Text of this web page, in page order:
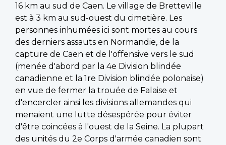
16 km au sud de Caen. Le village de Bretteville
est à 3 km au sud-ouest du cimetière. Les
personnes inhumées ici sont mortes au cours
des derniers assauts en Normandie, de la
capture de Caen et de l'offensive vers le sud
(menée d'abord par la 4e Division blindée
canadienne et la 1re Division blindée polonaise)
en vue de fermer la trouée de Falaise et
d'encercler ainsi les divisions allemandes qui
menaient une lutte désespérée pour éviter
d'être coincées à l'ouest de la Seine. La plupart
des unités du 2e Corps d'armée canadien sont